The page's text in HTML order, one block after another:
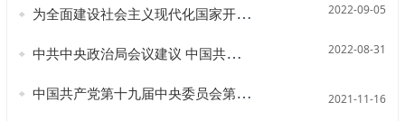
为全面建设社会主义现代化国家开好局、起好步,习近平总书记强调了这些重大问题 2022-09-05
中共中央政治局会议建议 中国共产党第二十次全国代表大会10月16日在北京召开 习近平主持会议 2022-08-31
中国共产党第十九届中央委员会第六次全体会议公报 2021-11-16